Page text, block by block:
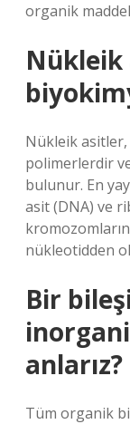
organik
Nükleik
polimerlerdir
bulunur. En
asit (DNA) ve
nükleotidden
Bir
anlarız?
Tüm organik